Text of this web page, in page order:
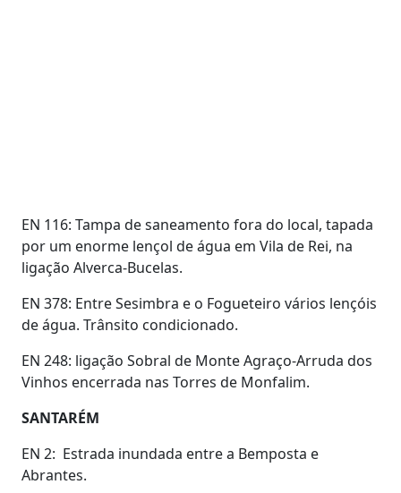
EN 116: Tampa de saneamento fora do local, tapada
por um enorme lençol de água em Vila de Rei, na
ligação Alverca-Bucelas.
EN 378: Entre Sesimbra e o Fogueteiro vários lençóis
de água. Trânsito condicionado.
EN 248: ligação Sobral de Monte Agraço-Arruda dos
Vinhos encerrada nas Torres de Monfalim.
SANTARÉM
EN 2: Estrada inundada entre a Bemposta e
Abrantes.